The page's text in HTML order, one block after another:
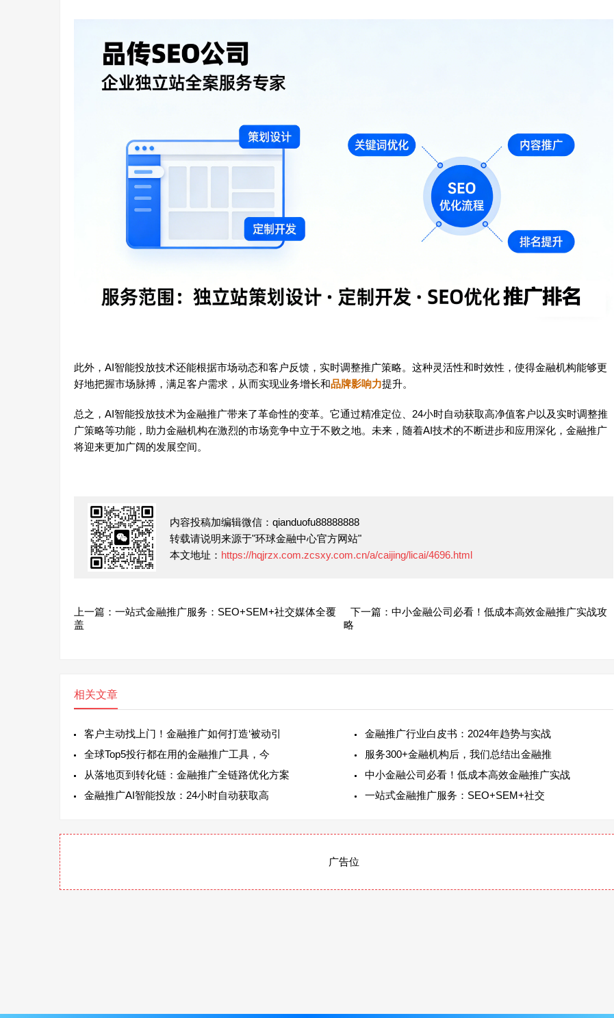
此外，AI智能投放技术还能根据市场动态和客户反馈，实时调整推广策略。这种灵活性和时效性，使得金融机构能够更
好地把握市场脉搏，满足客户需求，从而实现业务增长和品牌影响力提升。
总之，AI智能投放技术为金融推广带来了革命性的变革。它通过精准定位、24小时自动获取高净值客户以及实时调整推
广策略等功能，助力金融机构在激烈的市场竞争中立于不败之地。未来，随着AI技术的不断进步和应用深化，金融推广
将迎来更加广阔的发展空间。
内容投稿加编辑微信：qianduofu88888888
转载请说明来源于"环球金融中心官方网站"
本文地址： https://hqjrzx.com.zcsxy.com.cn/a/caijing/licai/4696.html
上一篇：一站式金融推广服务：SEO+SEM+社交媒体全覆
盖
下一篇：中小金融公司必看！低成本高效金融推广实战攻
略
相关文章
客户主动找上门！金融推广如何打造‘被动引
金融推广行业白皮书：2024年趋势与实战
全球Top5投行都在用的金融推广工具，今
服务300+金融机构后，我们总结出金融推
从落地页到转化链：金融推广全链路优化方案
中小金融公司必看！低成本高效金融推广实战
金融推广AI智能投放：24小时自动获取高
一站式金融推广服务：SEO+SEM+社交
广告位